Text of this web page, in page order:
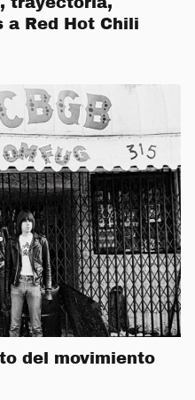
a Red Hot Chili
del movimiento